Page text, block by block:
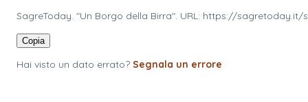
SagreToday. "Un Borgo della Birra". URL: https://
Copia
Hai visto un dato errato? Segnala un errore